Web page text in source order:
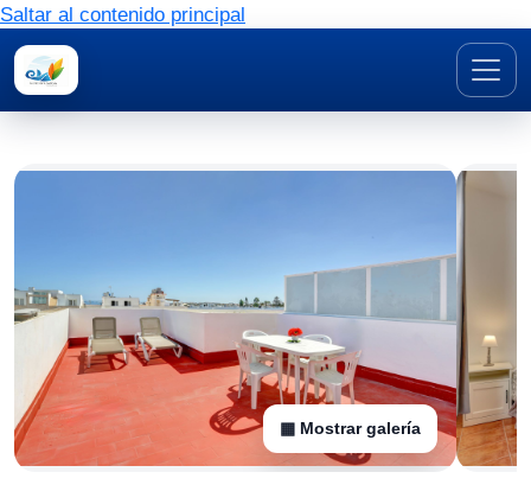
Saltar al contenido principal
▦ Mostrar galería